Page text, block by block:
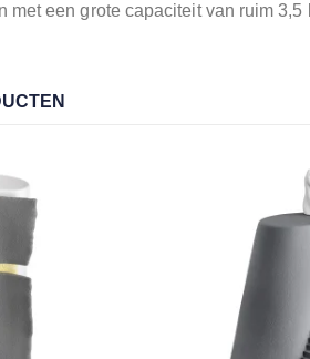
met een grote capaciteit van ruim